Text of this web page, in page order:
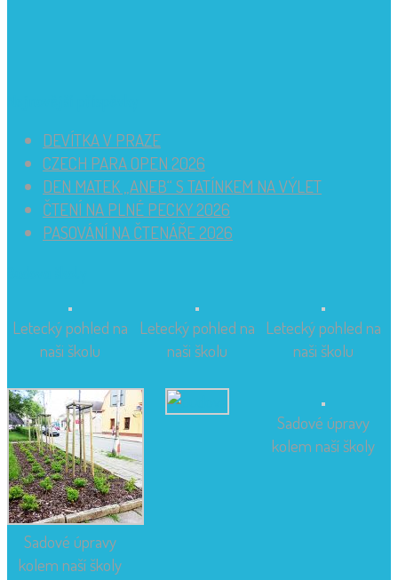
DEVÍTKA V PRAZE
CZECH PARA OPEN 2026
DEN MATEK „ANEB“ S TATÍNKEM NA VÝLET
ČTENÍ NA PLNÉ PECKY 2026
PASOVÁNÍ NA ČTENÁŘE 2026
Letecký pohled na
naši školu
Letecký pohled na
naši školu
Letecký pohled na
naši školu
Sadové úpravy
kolem naší školy
Sadové úpravy
kolem naší školy